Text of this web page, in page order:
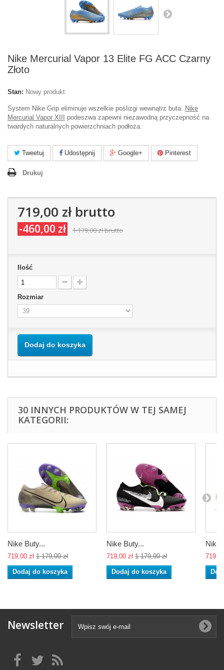
Nike Mercurial Vapor 13 Elite FG ACC Czarny
Złoto
Stan: Nowy produkt
System Nike Grip eliminuje wszelkie poślizgi wewnątrz buta. Nike
Mercurial Vapor XIII
podeszwa zapewni niezawodną przyczepność na
twardych naturalnych powierzchniach podłoża.
Tweetuj Udostępnij Google+ Pinterest
Drukuj
719,00 złbrutto
-460,00 zł 1 179,00 złbrutto
Ilość
Rozmiar
Dodaj do koszyka
30 INNYCH PRODUKTÓW W TEJ SAMEJ
KATEGORII:
Nike Buty...
719,00 zł 1 179,00 zł
Dodaj do koszyka
Nike Buty...
719,00 zł 1 179,00 zł
Dodaj do koszyka
Newsletter